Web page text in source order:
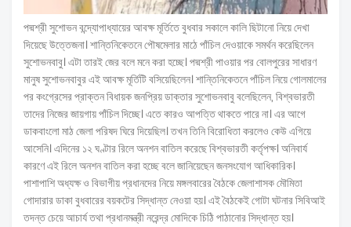
পদ্মশ্রী সুশোভন বন্দ্যোপাধ্যায়ের আবক্ষ মূর্তিতে বুধবার সকালে কালি ছিটানো নিয়ে দেখা
দিয়েছে উত্তেজনা। শান্তিনিকেতনে পৌষমেলার মাঠে পাঁচিল দেওয়াকে সমর্থন করেছিলেন
সুশোভনবাবু। এটা তারই জের বলে মনে করা হচ্ছে। পদ্মশ্রী পাওয়ার পর বোলপুরের সাধারণ
মানুষ সুশোভনবাবুর এই আবক্ষ মূর্তিটি বসিয়েছিলেন। শান্তিনিকেতনে পাঁচিল নিয়ে গোলমালের
পর কংগ্রেসের প্রাক্তন বিধায়ক জনপ্রিয় ডাক্তার সুশোভনবাবু বলেছিলেন, বিশ্বভারতী
তাদের নিজের জায়গায় পাঁচিল দিচ্ছে। এতে কারও আপত্তি থাকতে পারে না। এর আগে
ডাকবাংলো মাঠ জেলা পরিষদ ঘিরে দিয়েছিল। তখন তিনি বিরোধিতা করলেও কেউ এগিয়ে
আসেনি। এদিনের ১২ ঘণ্টার রিলে অনশন বাতিল করেছে বিশ্বভারতী কর্তৃপক্ষ। অনিবার্য
কারণে এই রিলে অনশন বাতিল করা হচ্ছে বলে জানিয়েছেন জনসংযোগ আধিকারিক।
পাশাপাশি অধ্যক্ষ ও বিভাগীয় প্রধানদের নিয়ে মঙ্গলবারের বৈঠকে জেলাশাসক মৌমিতা
গোদারার ডাকা বুধবারের বয়কটের সিদ্ধান্ত নেওয়া হয়। এই বৈঠকেই গোটা ঘটনার সিবিআই
তদন্ত চেয়ে আচার্য তথা প্রধানমন্ত্রী নরেন্দ্র মোদিকে চিঠি পাঠানোর সিদ্ধান্ত হয়।